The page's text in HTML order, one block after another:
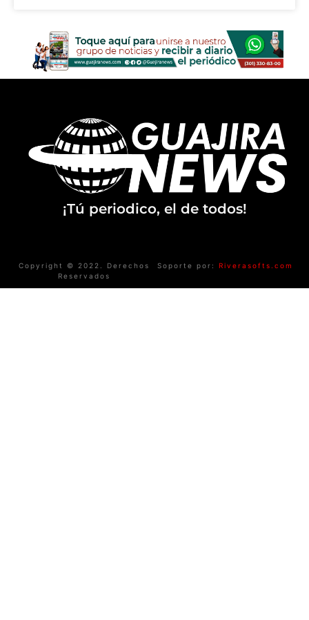
¡Tú periodico, el de todos!
Copyright © 2022. Derechos
Reservados
Soporte por: Riverasofts.com